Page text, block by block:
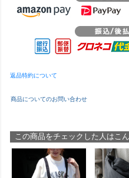
返品特約について
商品についてのお問い合わせ
この商品をチェックした人はこ